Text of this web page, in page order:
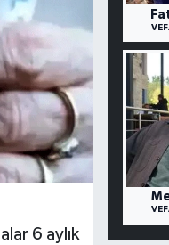
6 aylık